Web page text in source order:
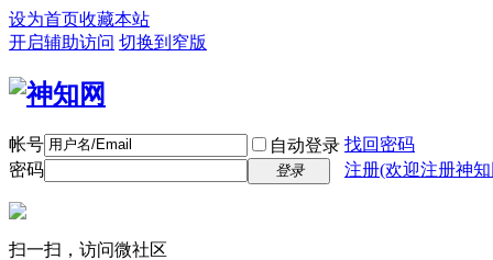
设为首页收藏本站
开启辅助访问 切换到窄版
帐号 自动登录 找回密码
密码
登录 注册(欢迎注册神
扫一扫，访问微社区